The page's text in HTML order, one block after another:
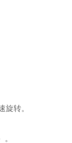
旋转。